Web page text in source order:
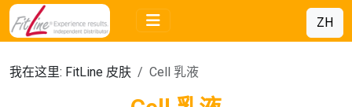
ZH
我在这里: FitLine 皮肤 Cell 乳液